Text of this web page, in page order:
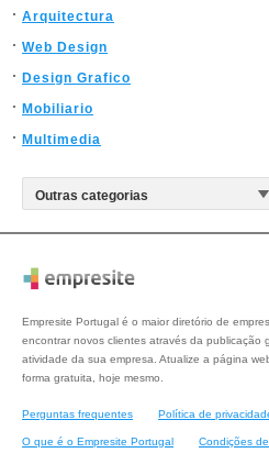
Arquitectura
Web Design
Design Grafico
Mobiliario
Multimedia
Empresite Portugal é o maior diretório de
encontrar novos clientes através da publicação
atividade da sua empresa. Atualize a página
forma gratuita, hoje mesmo.
Perguntas frequentes Política de
O que é o Empresite Portugal Condições